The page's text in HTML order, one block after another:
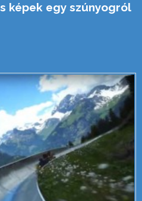
képek egy szúnyogról